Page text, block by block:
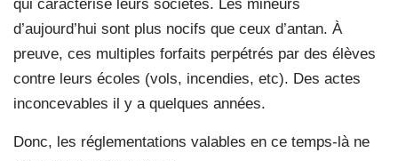
qui caractérise leurs sociétés. Les mineurs
d’aujourd’hui sont plus nocifs que ceux d’antan. À
preuve, ces multiples forfaits perpétrés par des élèves
contre leurs écoles (vols, incendies, etc). Des actes
inconcevables il y a quelques années.
Donc, les réglementations valables en ce temps-là ne